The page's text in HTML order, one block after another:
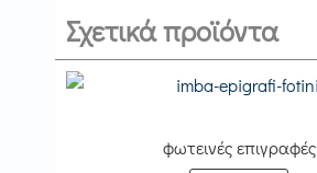
Σχετικά προϊόντα
φωτεινές επιγραφές